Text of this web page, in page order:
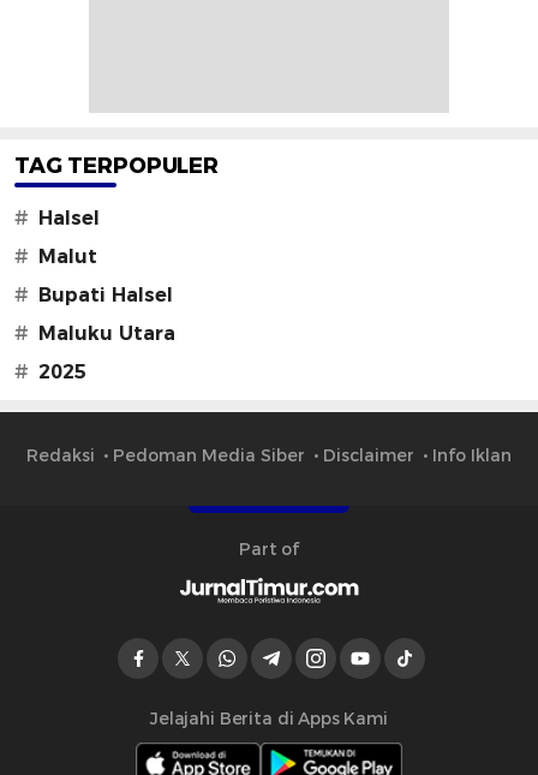
TAG TERPOPULER
#
Halsel
#
Malut
#
Bupati Halsel
#
Maluku Utara
# 2025
Redaksi Pedoman Media Siber Disclaimer Info Iklan
Part of
Jelajahi Berita di Apps Kami